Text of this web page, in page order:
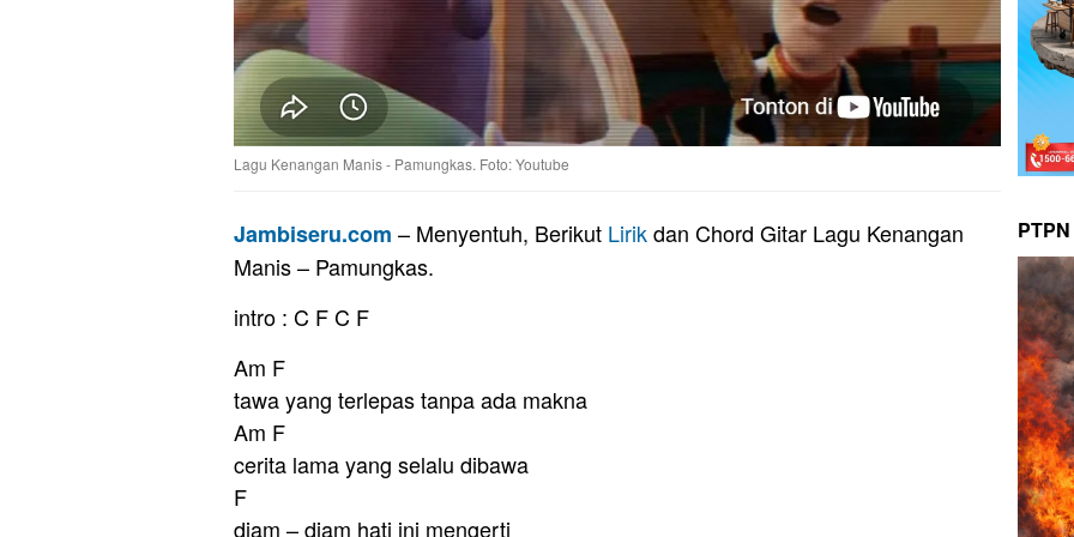
Lagu Kenangan Manis - Pamungkas. Foto: Youtube
Jambiseru.com – Menyentuh, Berikut Lirikdan Chord Gitar Lagu Kenangan
Manis – Pamungkas.
intro : C F C F
Am F
tawa yang terlepas tanpa ada makna
Am F
cerita lama yang selalu dibawa
F
diam – diam hati ini mengerti